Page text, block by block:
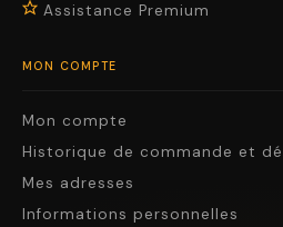
Assistance Premium
MON COMPTE
Mon compte
Historique de commande et
Mes adresses
Informations personnelles